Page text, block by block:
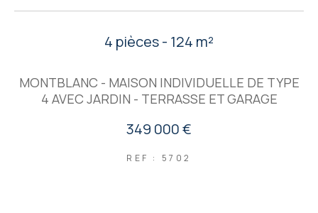
4 pièces - 124 m²
MONTBLANC - MAISON INDIVIDUELLE DE TYPE
4 AVEC JARDIN - TERRASSE ET GARAGE
349 000 €
REF : 5702